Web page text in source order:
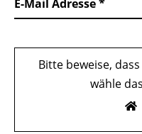
E-Mail Adresse
Bitte beweise,
wähle